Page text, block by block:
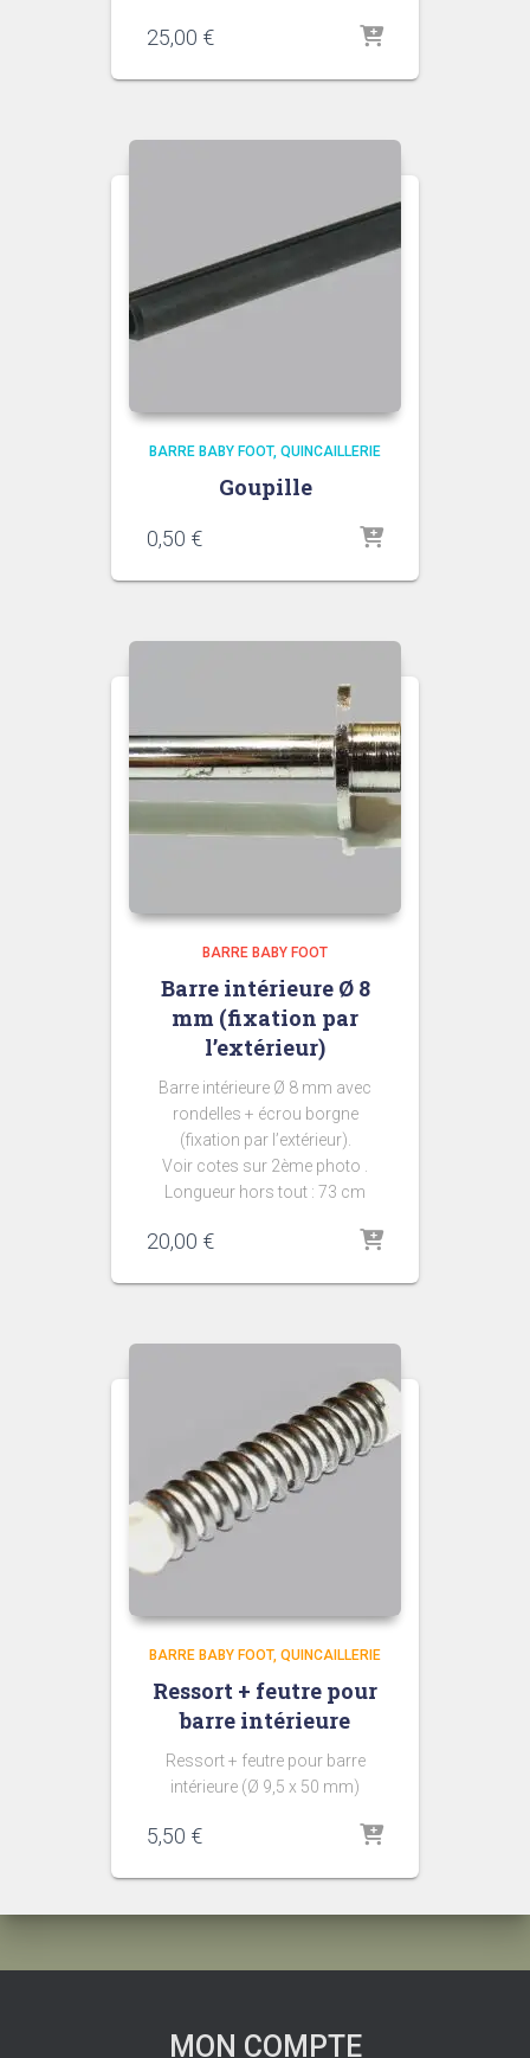
25,00 €
BARRE BABY FOOT QUINCAILLERIE
Goupille
0,50 €
BARRE BABY FOOT
Barre intérieure Ø 8
mm (fixation par
l’extérieur)
Barre intérieure Ø 8 mm avec
rondelles + écrou borgne
(fixation par l’extérieur).
Voir cotes sur 2ème photo .
Longueur hors tout : 73 cm
20,00 €
BARRE BABY FOOT QUINCAILLERIE
Ressort + feutre pour
barre intérieure
Ressort + feutre pour barre
intérieure (Ø 9,5 x 50 mm)
5,50 €
MON COMPTE